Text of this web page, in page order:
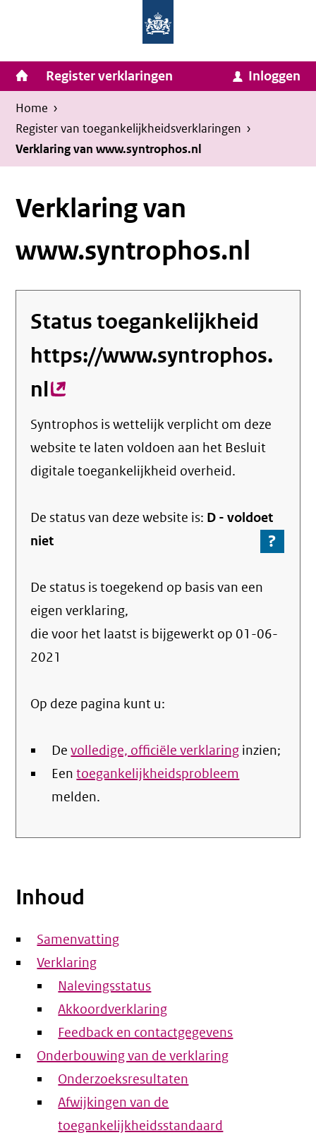
inhoud
van
Zaken
en
Koninkrijksrelaties
Homepage
van
Invulassistent
Toegankelijkheidsverklaring
Toegankelijkheidsverklaring
Hoofdnavigatie
Register verklaringen Inloggen
Kruimelpad
U
bevindt
zich
hier:
Home ›
Register van toegankelijkheids­verklaringen ›
Verklaring van www.syntrophos.nl
Verklaring van
www.syntrophos.nl
Status toegankelijkheid
https://www.syntrophos.
nl(externe
link)
Syntrophos is wettelijk verplicht om deze
website te laten voldoen aan het Besluit
digitale toegankelijkheid overheid.
De status van dezewebsite is: D -voldoet
niet
?
Ga
over
De status is toegekend op basis van een
eigen verklaring,
die voor het laatst is bijgewerkt op 01-06-
2021
Op deze pagina kunt u:
Devolledige, officiële verklaring inzien;
Eentoegankelijkheidsprobleem
melden.
Inhoud
Samenvatting
Verklaring
Nalevingsstatus
Akkoordverklaring
Feedback en contactgegevens
Onderbouwing van de verklaring
Onderzoeksresultaten
Afwijkingen van de
toegankelijkheidsstandaard